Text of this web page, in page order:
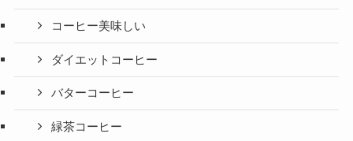
コーヒー美味しい
ダイエットコーヒー
バターコーヒー
緑茶コーヒー